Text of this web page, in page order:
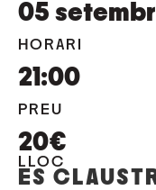
05
HORARI
21:00
PREU
20€
LLOC
ES